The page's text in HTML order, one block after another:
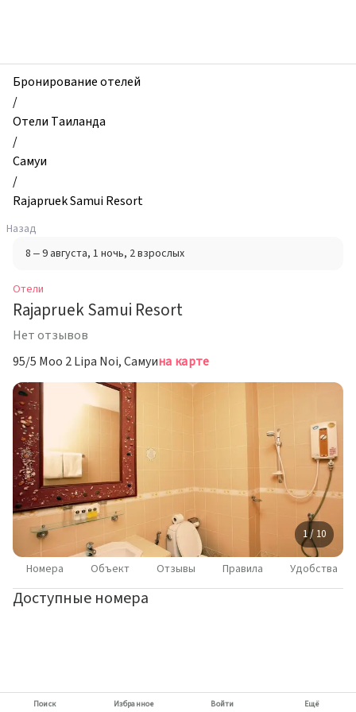
Rajapruek
Samui
Resort,
Самуи,
Таиланд
Бронирование отелей
/
Отели Таиланда
/
Самуи
/
Rajapruek Samui Resort
Назад
8 – 9 августа, 1 ночь, 2 взрослых
Отели
Rajapruek Samui Resort
Нет отзывов
95/5 Moo 2 Lipa Noi, Самуина карте
1 / 10
Номера Объект Отзывы Правила Удобства
Доступные номера
Поиск Избранное Войти Ещё